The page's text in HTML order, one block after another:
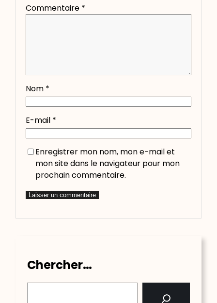
Commentaire *
Nom *
E-mail *
Enregistrer mon nom, mon e-mail et
mon site dans le navigateur pour mon
prochain commentaire.
Chercher…